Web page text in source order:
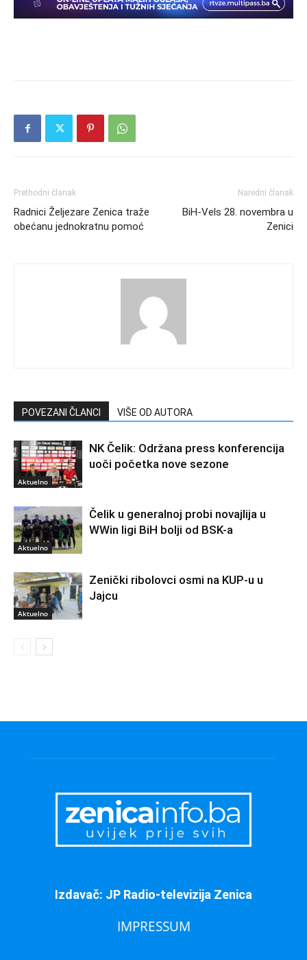
Prethodni članak
Radnici Željezare Zenica traže
obećanu jednokratnu pomoć
Naredni članak
BiH-Vels 28. novembra u
Zenici
POVEZANI ČLANCI VIŠE OD AUTORA
Aktuelno
NK Čelik: Održana press konferencija
uoči početka nove sezone
Aktuelno
Čelik u generalnoj probi novajlija u
WWin ligi BiH bolji od BSK-a
Aktuelno
Zenički ribolovci osmi na KUP-u u
Jajcu
Izdavač: JP Radio-televizija Zenica
IMPRESSUM